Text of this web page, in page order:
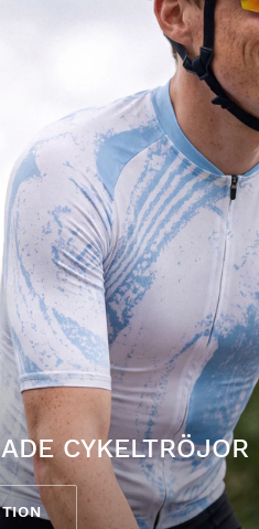
CYKELTRÖJOR